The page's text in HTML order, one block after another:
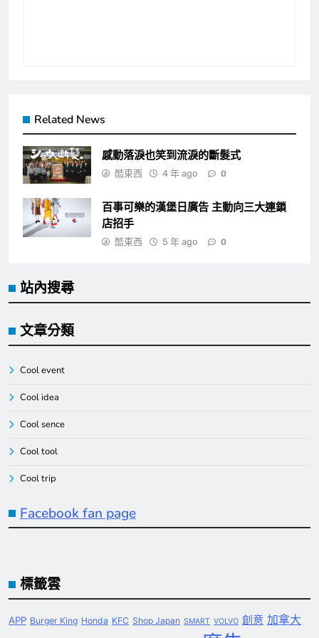
Related News
感動落淚也笑到流淚的斷髮式
酷東西 4 年 ago 0
百事可樂的漢堡日廣告 主動向三大連鎖
店招手
酷東西 5 年 ago 0
站內搜尋
文章分類
Cool event
Cool idea
Cool sence
Cool tool
Cool trip
Facebook fan page
標籤雲
APP Burger King Honda KFC Shop Japan SMART VOLVO 創意 加拿大